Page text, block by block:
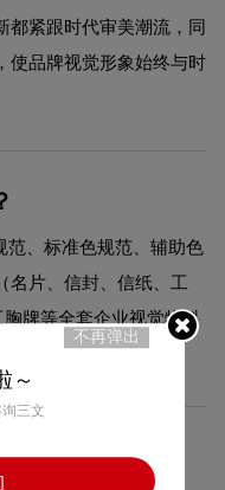
都紧跟时代审美潮流，同
使品牌视觉形象始终与时
范、标准色规范、辅助色
名片、信封、信纸、工
牌等全套企业视觉物料
什么设计风格？
不再弹出
～
三文